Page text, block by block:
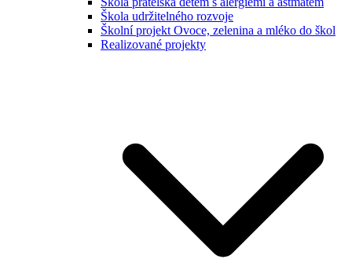
Škola udržitelného rozvoje
Školní projekt Ovoce, zelenina a mléko do škol
Realizované projekty